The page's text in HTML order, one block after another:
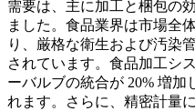
需要は、主に加工と梱包の
ました。食品業界は市場全
り、厳格な衛生および汚染
されています。食品加工シ
ーバルブの統合が 20% 増加
れます。さらに、精密計量